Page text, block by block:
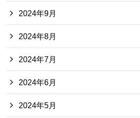
2024年9月
2024年8月
2024年7月
2024年6月
2024年5月